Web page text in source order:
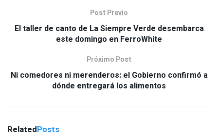
Post Previo
El taller de canto de La Siempre Verde desembarca
este domingo en FerroWhite
Próximo Post
Ni comedores ni merenderos: el Gobierno confirmó a
dónde entregará los alimentos
RelatedPosts